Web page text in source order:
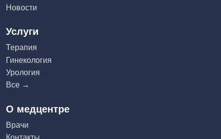
Новости
Услуги
Терапия
Гинекология
Урология
Все →
О медцентре
Врачи